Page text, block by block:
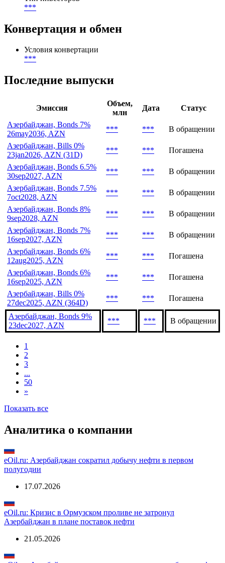
***
Конвертация и обмен
Условия конвертации
***
Последние выпуски
Эмиссия
Объем,
млн
Дата
Статус
Азербайджан, Bonds 7%
26may2036, AZN
*** ***
В обращении
Азербайджан, Bills 0%
23jan2026, AZN (31D)
*** ***
Погашена
Азербайджан, Bonds 6.5%
30sep2027, AZN
*** ***
В обращении
Азербайджан, Bonds 7.5%
7oct2028, AZN
*** ***
В обращении
Азербайджан, Bonds 8%
9sep2028, AZN
*** ***
В обращении
Азербайджан, Bonds 7%
16sep2027, AZN
*** ***
В обращении
Азербайджан, Bonds 6%
12aug2025, AZN
*** ***
Погашена
Азербайджан, Bonds 6%
16sep2025, AZN
*** ***
Погашена
Азербайджан, Bills 0%
27dec2025, AZN (364D)
*** *** Погашена
Азербайджан, Bonds 9%
23dec2027, AZN
*** *** В обращении
1
2
3
...
50
»
Показать все
Аналитика о компании
eOil.ru: Азербайджан сократил добычу нефти в первом
полугодии
17.07.2026
eOil.ru: Кризис в Ормузском проливе не затронул
Азербайджан в плане поставок нефти
21.05.2026